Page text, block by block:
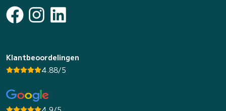
Klantbeoordelingen
4.88/5